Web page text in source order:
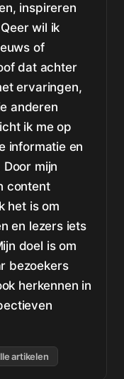
inspireren
wil ik
of
dat achter
ervaringen,
anderen
ik me op
informatie en
mijn
content
het is om
en lezers iets
doel is om
bezoekers
herkennen in
artikelen